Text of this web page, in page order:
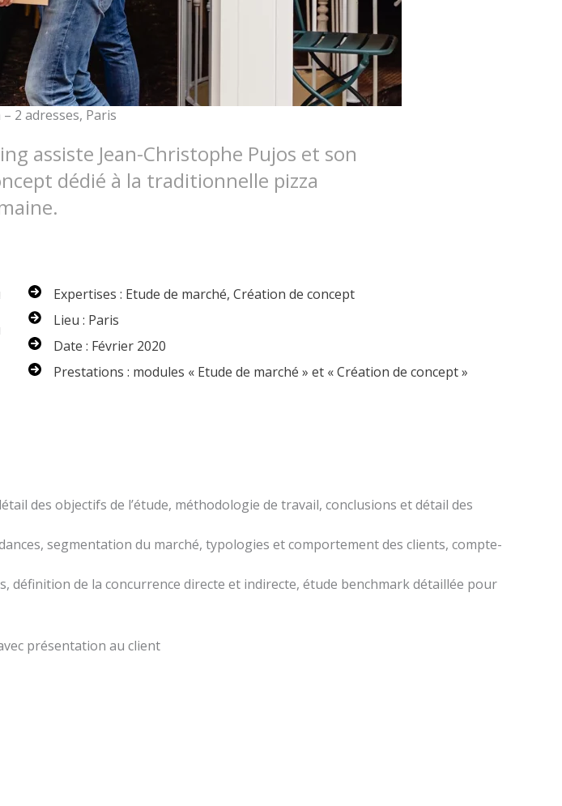
2 adresses, Paris
assiste Jean-Christophe Pujos et son
dédié à la traditionnelle pizza
Expertises : Etude de marché, Création de concept
Lieu : Paris
Date : Février 2020
Prestations : modules « Etude de marché » et « Création de concept »
des objectifs de l’étude, méthodologie de travail, conclusions et détail des
segmentation du marché, typologies et comportement des clients, compte-
définition de la concurrence directe et indirecte, étude benchmark détaillée pour
présentation au client